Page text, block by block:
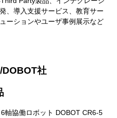
、導入支援サービス、教育サー
ーションやユーザ事例展示など
社
協働ロボット DOBOT CR6-5